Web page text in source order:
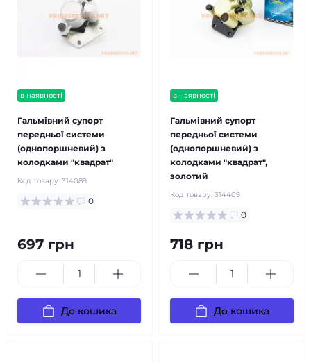
в наявності
Гальмівний супорт
передньої системи
(однопоршневий) з
колодками "квадрат"
Код товару: 314089
0
697 грн
До кошика
в наявності
Гальмівний супорт
передньої системи
(однопоршневий) з
колодками "квадрат",
золотий
Код товару: 314409
0
718 грн
До кошика